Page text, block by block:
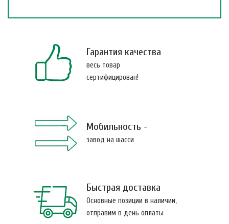
Гарантия качества
весь товар
сертифицирован!
Мобильность -
завод на шасси
Быстрая доставка
Основные позиции в наличии,
отправим в день оплаты